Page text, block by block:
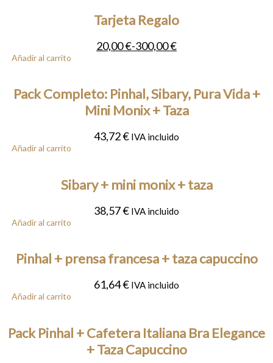
Tarjeta Regalo
20,00€-300,00€
Añadir al carrito
Pack Completo: Pinhal, Sibary, Pura Vida +
Mini Monix + Taza
43,72€ IVA incluido
Añadir al carrito
Sibary + mini monix + taza
38,57€ IVA incluido
Añadir al carrito
Pinhal + prensa francesa + taza capuccino
61,64€ IVA incluido
Añadir al carrito
Pack Pinhal + Cafetera Italiana Bra Elegance
+ Taza Capuccino